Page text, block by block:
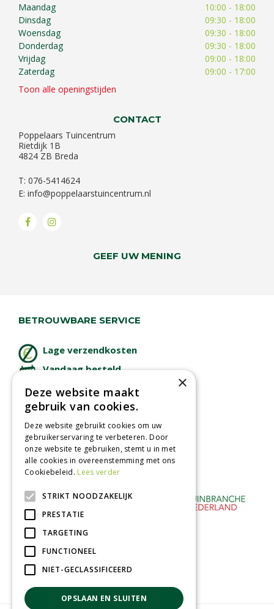
Maandag
10:00 - 18:00
Dinsdag
09:30 - 18:00
Woensdag
09:30 - 18:00
Donderdag
09:30 - 18:00
Vrijdag
09:00 - 18:00
Zaterdag
09:00 - 17:00
Toon alle openingstijden
CONTACT
Poppelaars Tuincentrum
Rietdijk 1B
4824 ZB Breda
T: 076-5414624
E: info@poppelaarstuincentrum.nl
GEEF UW MENING
BETROUWBARE SERVICE
Lage verzendkosten
Vandaag besteld
Afhalen in tuincentrum
Betaal veilig
met iDeal - Wero
×
Deze website maakt
gebruik van cookies.
Deze website gebruikt cookies om uw
gebruikerservaring te verbeteren. Door
onze website te gebruiken, stemt u in met
alle cookies in overeenstemming met ons
Cookiebeleid. Lees verder
STRIKT NOODZAKELIJK
PRESTATIE
TARGETING
FUNCTIONEEL
NIET-GECLASSIFICEERD
OPSLAAN EN SLUITEN